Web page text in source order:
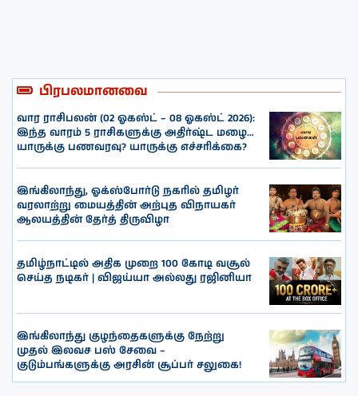
பிரபலமானவை
வார ராசிபலன் (02 ஓகஸ்ட் – 08 ஓகஸ்ட் 2026):
இந்த வாரம் 5 ராசிகளுக்கு அதிர்ஷ்ட மழை…
யாருக்கு பணவரவு? யாருக்கு எச்சரிக்கை?
இங்கிலாந்து, ஓக்ஸ்போர்டு நகரில் தமிழர்
வரலாற்று மையத்தின் அற்புத விநாயகர்
ஆலயத்தின் தேர்த் திருவிழா
தமிழ்நாட்டில் அதிக முறை 100 கோடி வசூல்
செய்த நடிகர் | விஜய்யா அல்லது ரஜினியா
இங்கிலாந்து குழந்தைகளுக்கு நேற்று
முதல் இலவச பஸ் சேவை –
குடும்பங்களுக்கு அரசின் சூப்பர் சலுகை!